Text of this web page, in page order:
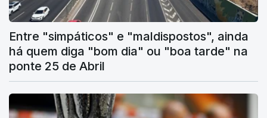
Entre "simpáticos" e "maldispostos", ainda
há quem diga "bom dia" ou "boa tarde" na
ponte 25 de Abril